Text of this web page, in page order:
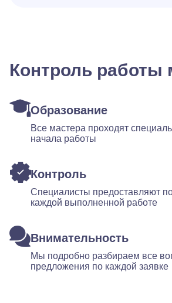
Контроль работы
Образование
Все мастера проходят
начала работы
Контроль
Специалисты предоставляют
каждой выполненной работе
Внимательность
Мы подробно разбираем все
предложения по каждой заявке